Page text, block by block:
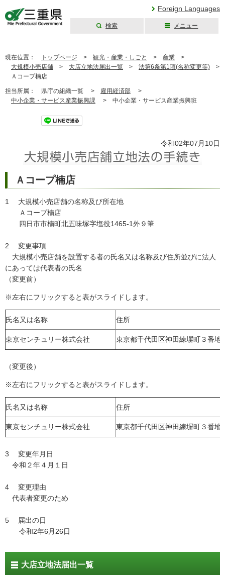
Foreign Languages
検索 メニュー
現在位置： トップページ > 観光・産業・しごと > 産業 >
大規模小売店舗 > 大店立地法届出一覧 > 法第6条第1項(名称変更等) >
Ａコープ楠店
担当所属： 県庁の組織一覧 > 雇用経済部 >
中小企業・サービス産業振興課 > 中小企業・サービス産業振興班
令和02年07月10日
Ａコープ楠店
1 大規模小売店舗の名称及び所在地
Ａコープ楠店
四日市市楠町北五味塚字塩役1465-1外９筆
2 変更事項
大規模小売店舗を設置する者の氏名又は名称及び住所並びに法人
にあっては代表者の氏名
（変更前）
※左右にフリックすると表がスライドします。
氏名又は名称 住所
東京センチュリー株式会社 東京都千代田区神田練塀町３番地
（変更後）
※左右にフリックすると表がスライドします。
氏名又は名称 住所
東京センチュリー株式会社 東京都千代田区神田練塀町３番地
3 変更年月日
令和２年４月１日
4 変更理由
代表者変更のため
5 届出の日
令和2年6月26日
大店立地法届出一覧